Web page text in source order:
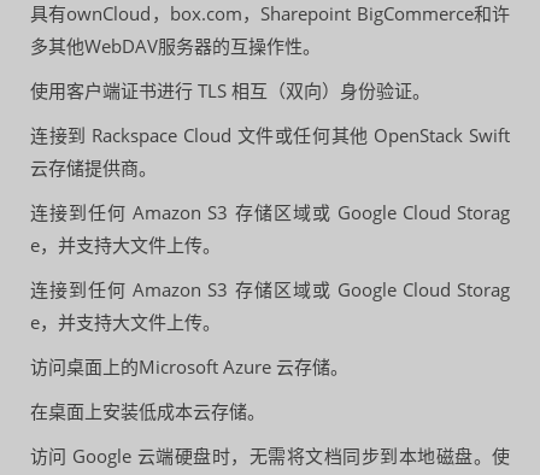
具有ownCloud，box.com，Sharepoint BigCommerce和许
多其他WebDAV服务器的互操作性。
使用客户端证书进行 TLS 相互（双向）身份验证。
连接到 Rackspace Cloud 文件或任何其他 OpenStack Swift
云存储提供商。
连接到任何 Amazon S3 存储区域或 Google Cloud Storag
e，并支持大文件上传。
连接到任何 Amazon S3 存储区域或 Google Cloud Storag
e，并支持大文件上传。
访问桌面上的Microsoft Azure 云存储。
在桌面上安装低成本云存储。
访问 Google 云端硬盘时，无需将文档同步到本地磁盘。使